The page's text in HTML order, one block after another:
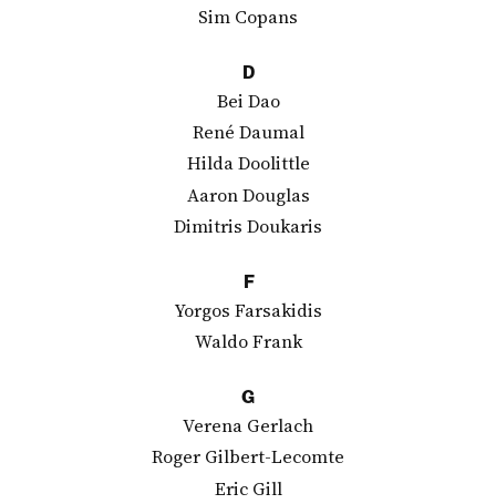
Sim Copans
D
Bei Dao
René Daumal
Hilda Doolittle
Aaron Douglas
Dimitris Doukaris
F
Yorgos Farsakidis
Waldo Frank
G
Verena Gerlach
Roger Gilbert-Lecomte
Eric Gill